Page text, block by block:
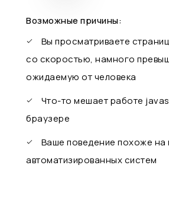
Возможные причины:
Вы просматриваете
со скоростью, намного
ожидаемую от человека
Что-то мешает работе
браузере
Ваше поведение похоже на
автоматизированных систем